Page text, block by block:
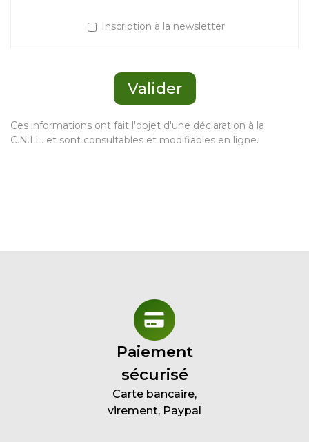
Inscription à la newsletter
Ces informations ont fait l'objet d'une déclaration à la
C.N.I.L. et sont consultables et modifiables en ligne.
Paiement
sécurisé
Carte bancaire,
virement, Paypal